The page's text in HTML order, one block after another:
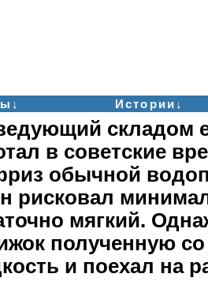
Истории↓
складом
в советские
обычной
рисковал
мягкий.
полученную
и поехал на